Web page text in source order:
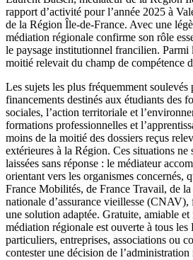
rapport d’activité pour l’année 2025 à
de la Région Île-de-France. Avec une
médiation régionale confirme son rôle
le paysage institutionnel francilien. Parmi
moitié relevait du champ de compétence
Les sujets les plus fréquemment soulevés
financements destinés aux étudiants des
sociales, l’action territoriale et
formations professionnelles et
moins de la moitié des dossiers reçus
extérieures à la Région. Ces situations ne
laissées sans réponse : le médiateur
orientant vers les organismes concernés,
France Mobilités, de France Travail, de
nationale d’assurance vieillesse (CNAV),
une solution adaptée. Gratuite, amiable et
médiation régionale est ouverte à tous les
particuliers, entreprises, associations ou
contester une décision de l’administration